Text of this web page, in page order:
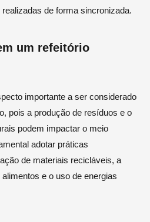
de forma sincronizada.
um refeitório
importante a ser considerado
pois a produção de resíduos e o
podem impactar o meio
adotar práticas
de materiais recicláveis, a
e o uso de energias